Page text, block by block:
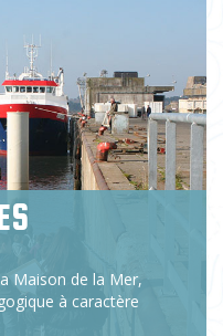
Maison de la Mer,
à caractère